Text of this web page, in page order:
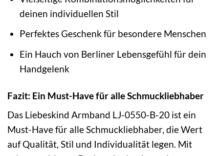
deinen individuellen Stil
Perfektes Geschenk für besondere Menschen
Ein Hauch von Berliner Lebensgefühl für dein
Handgelenk
Fazit: Ein Must-Have für alle Schmuckliebhaber
Das Liebeskind Armband LJ-0550-B-20 ist ein
Must-Have für alle Schmuckliebhaber, die Wert
auf Qualität, Stil und Individualität legen. Mit